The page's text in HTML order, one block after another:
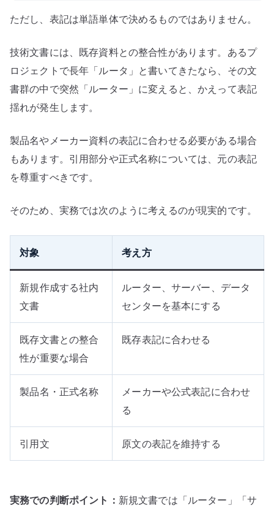
ただし、表記は単語単体で決めるものではありません。
技術文書には、既存資料との整合性があります。あるプ
ロジェクトで長年「ルータ」と書いてきたなら、その文
書群の中で突然「ルーター」に変えると、かえって表記
揺れが発生します。
製品名やメーカー資料の表記に合わせる必要がある場合
もあります。引用部分や正式名称については、元の表記
を尊重すべきです。
そのため、実務では次のように考えるのが現実的です。
対象 考え方
新規作成する社内
文書
ルーター、サーバー、データ
センターを基本にする
既存文書との整合
性が重要な場合
既存表記に合わせる
製品名・正式名称
メーカーや公式表記に合わせ
る
引用文 原文の表記を維持する
実務での判断ポイント： 新規文書では「ルーター」「サ